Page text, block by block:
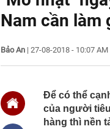
Nam cần làm
Bảo An | 27-08-2018 - 10:07 AM
Để có thể
của người
hàng thì nền